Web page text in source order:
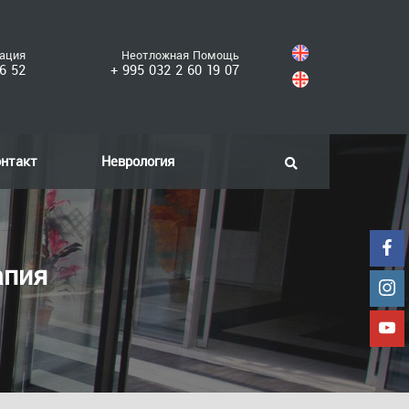
52
Неотложная Помощь
+ 995 032 2 60 19 07
Неврология